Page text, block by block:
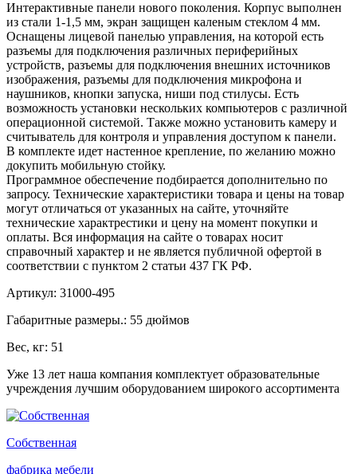
Интерактивные панели нового поколения. Корпус выполнен
из стали 1-1,5 мм, экран защищен каленым стеклом 4 мм.
Оснащены лицевой панелью управления, на которой есть
разъемы для подключения различных периферийных
устройств, разъемы для подключения внешних источников
изображения, разъемы для подключения микрофона и
наушников, кнопки запуска, ниши под стилусы. Есть
возможность установки нескольких компьютеров с различной
операционной системой. Также можно установить камеру и
считыватель для контроля и управления доступом к панели.
В комплекте идет настенное крепление, по желанию можно
докупить мобильную стойку.
Программное обеспечение подбирается дополнительно по
запросу. Технические характеристики товара и цены на товар
могут отличаться от указанных на сайте, уточняйте
технические характрестики и цену на момент покупки и
оплаты. Вся информация на сайте о товарах носит
справочный характер и не является публичной офертой в
соответствии с пунктом 2 статьи 437 ГК РФ.
Артикул: 31000-495
Габаритные размеры.: 55 дюймов
Вес, кг: 51
Уже 13 лет наша компания комплектует образовательные
учреждения лучшим оборудованием широкого ассортимента
Собственная
фабрика мебели